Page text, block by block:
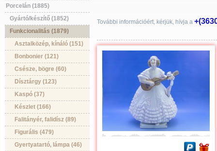
Porcelán (1885)
Gyártó/készítő (1852)
Funkcionalitás (1879)
Asztalközép, kínáló (151)
Bonbonier (121)
Csésze, bögre (60)
Dísztárgy (123)
Kaspó (37)
Készlet (166)
Falitányér, falidísz (89)
Figurális (479)
Gyertyatartó, lámpa (46)
További információért, kérjük, hívja a